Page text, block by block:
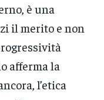
è una
il merito e non
afferma la
l’etica